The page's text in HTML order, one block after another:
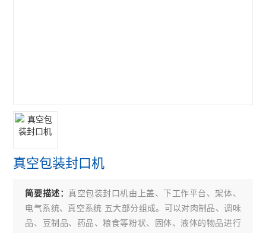
真空包装封口机
简要描述： 真空包装封口机由上盖、下工作平台、架体、
电气系统、真空系统 五大部分组成。可以对肉制品、调味
品、豆制品、药品、粮食等粉状、固体、液体的物品进行